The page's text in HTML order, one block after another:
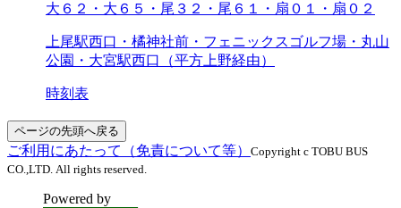
大６２・大６５・尾３２・尾６１・扇０１・扇０２
上尾駅西口・橘神社前・フェニックスゴルフ場・丸山
公園・大宮駅西口（平方上野経由）
時刻表
ページの先頭へ戻る
ご利用にあたって（免責について等） Copyright c TOBU BUS
CO.,LTD. All rights reserved.
Powered by